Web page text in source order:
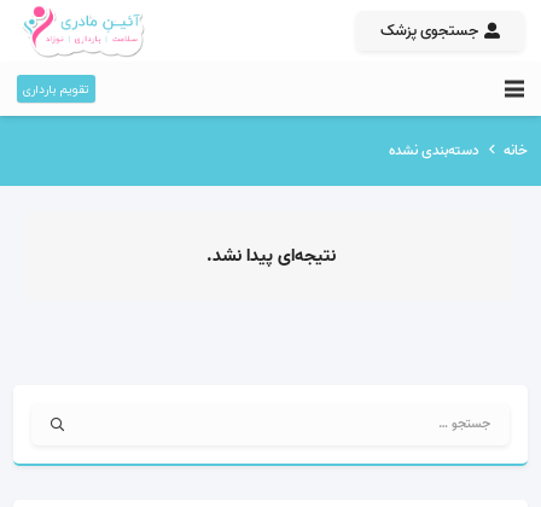
جستجوی پزشک
تقویم بارداری
خانه دسته‌بندی نشده
نتیجه‌ای پیدا نشد.
جستجو